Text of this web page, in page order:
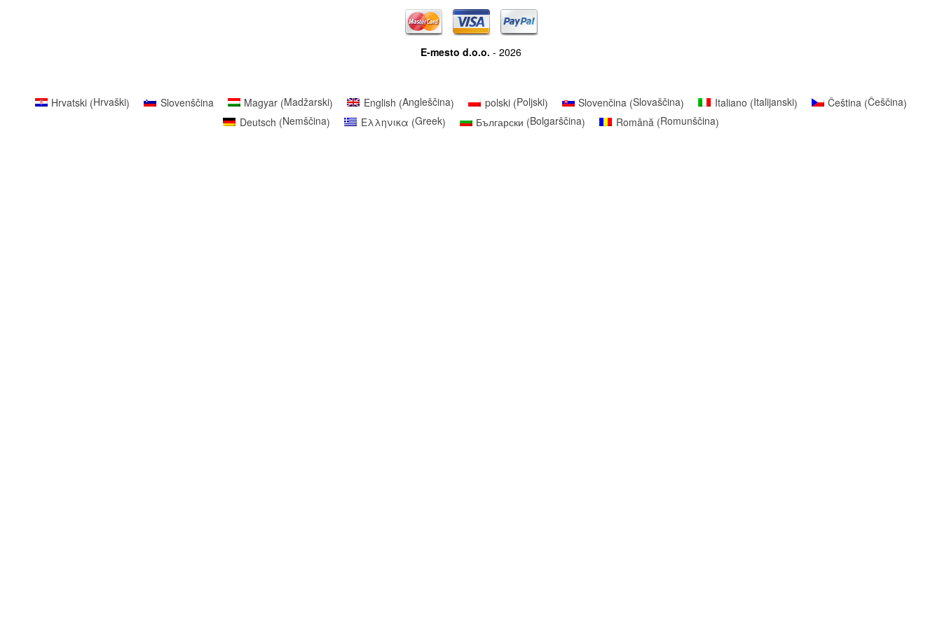
E-mesto d.o.o. - 2026
Hrvatski (Hrvaški) Slovenščina Magyar (Madžarski) English (Angleščina) polski(Poljski) Slovenčina (Slovaščina) Italiano (Italijanski) Čeština (Češčina)
Deutsch (Nemščina) Ελληνικα (Greek) Български (Bolgarščina) Română(Romunščina)